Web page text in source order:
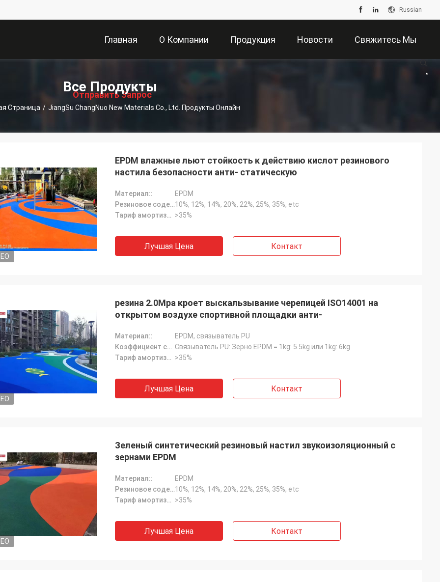
Russian
Главная
Страница
О Компании Продукция Новости Свяжитесь Мы
述
Отправить Запрос
Все Продукты
Страница / JiangSu ChangNuo New Materials Co., Ltd. Продукты Онлайн
EPDM влажные льют стойкость к действию кислот резинового
настила безопасности анти- статическую
Материал::
EPDM
Резиновое содержание зерна::10%, 12%, 14%, 20%, 22%, 25%, 35%, etc
Тариф амортизации:: >35%
Лучшая Цена Контакт
резина 2.0Mpa кроет выскальзывание черепицей ISO14001 на
открытом воздухе спортивной площадки анти-
Материал::
EPDM, связыватель PU
Коэффициент смешивания:: Связыватель PU: Зерно EPDM = 1kg: 5.5kg или 1kg: 6kg
Тариф амортизации:: >35%
Лучшая Цена Контакт
Зеленый синтетический резиновый настил звукоизоляционный с
зернами EPDM
Материал::
EPDM
Резиновое содержание зерна::10%, 12%, 14%, 20%, 22%, 25%, 35%, etc
Тариф амортизации:: >35%
Лучшая Цена Контакт